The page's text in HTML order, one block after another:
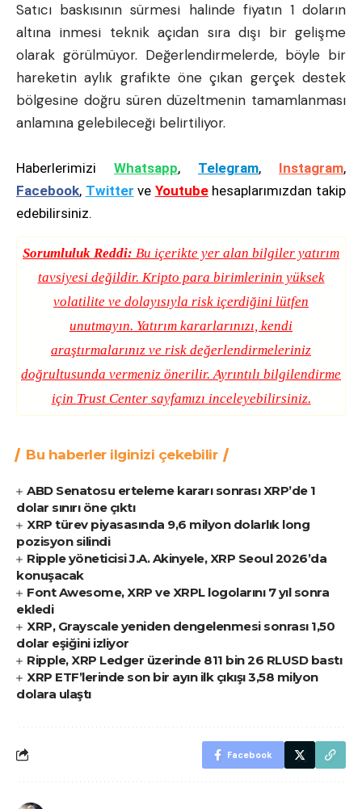
Satıcı baskısının sürmesi halinde fiyatın 1 doların
altına inmesi teknik açıdan sıra dışı bir gelişme
olarak görülmüyor. Değerlendirmelerde, böyle bir
hareketin aylık grafikte öne çıkan gerçek destek
bölgesine doğru süren düzeltmenin tamamlanması
anlamına gelebileceği belirtiliyor.
Haberlerimizi Whatsapp, Telegram, Instagram,
Facebook, Twitter ve Youtubehesaplarımızdan takip
edebilirsiniz.
Sorumluluk Reddi: Bu içerikte yer alan bilgiler yatırım
tavsiyesi değildir. Kripto para birimlerinin yüksek
volatilite ve dolayısıyla risk içerdiğini lütfen
unutmayın. Yatırım kararlarınızı, kendi
araştırmalarınız ve risk değerlendirmeleriniz
doğrultusunda vermeniz önerilir. Ayrıntılı bilgilendirme
için Trust Centersayfamızı inceleyebilirsiniz.
Bu haberler ilginizi çekebilir
ABD Senatosu erteleme kararı sonrası XRP’de 1
dolar sınırı öne çıktı
XRP türev piyasasında 9,6 milyon dolarlık long
pozisyon silindi
Ripple yöneticisi J.A. Akinyele, XRP Seoul 2026’da
konuşacak
Font Awesome, XRP ve XRPL logolarını 7 yıl sonra
ekledi
XRP, Grayscale yeniden dengelenmesi sonrası 1,50
dolar eşiğini izliyor
Ripple, XRP Ledger üzerinde 811 bin 26 RLUSD bastı
XRP ETF’lerinde son bir ayın ilk çıkışı 3,58 milyon
dolara ulaştı
Facebook